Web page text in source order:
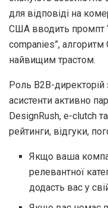
для відповіді на
США вводить промпт
companies”,
найвищим трастом.
Роль B2B-директорій
асистенти активно
DesignRush, e-clutch
рейтинги, відгуки,
Якщо ваша
релевантної
додасть вас у